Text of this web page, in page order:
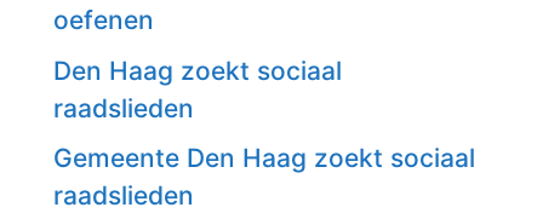
oefenen
Den Haag zoekt sociaal
raadslieden
Gemeente Den Haag zoekt sociaal
raadslieden